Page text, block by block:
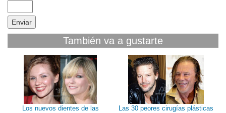
También va a gustarte
Los nuevos dientes de las
Las 30 peores cirugías plásticas